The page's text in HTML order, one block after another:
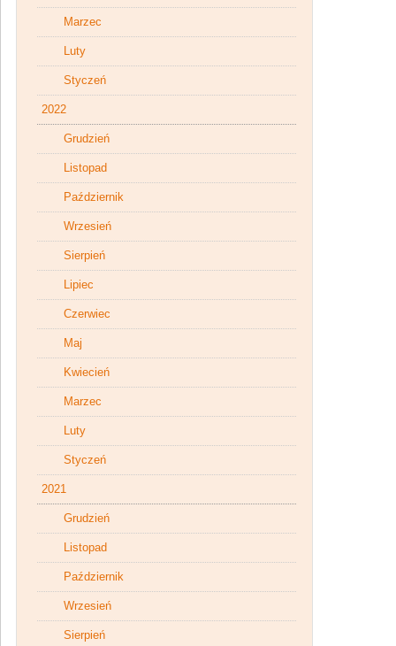
Marzec
Luty
Styczeń
2022
Grudzień
Listopad
Październik
Wrzesień
Sierpień
Lipiec
Czerwiec
Maj
Kwiecień
Marzec
Luty
Styczeń
2021
Grudzień
Listopad
Październik
Wrzesień
Sierpień